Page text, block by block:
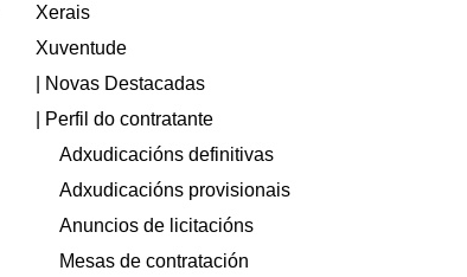
Xerais
Xuventude
| Novas Destacadas
| Perfil do contratante
Adxudicacións definitivas
Adxudicacións provisionais
Anuncios de licitacións
Mesas de contratación